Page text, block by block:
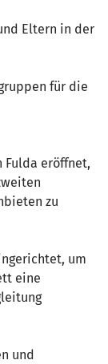
Eltern in der
für die
eröffnet,
zu
um
eine
und